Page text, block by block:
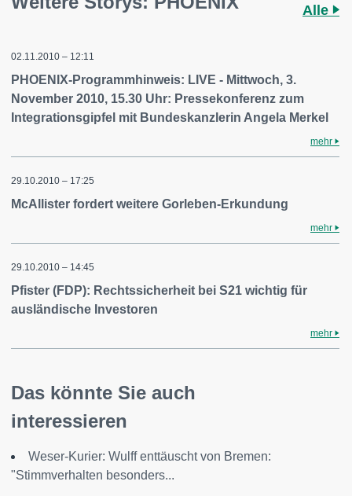
Alle
02.11.2010 – 12:11
PHOENIX-Programmhinweis: LIVE - Mittwoch, 3.
November 2010, 15.30 Uhr: Pressekonferenz zum
Integrationsgipfel mit Bundeskanzlerin Angela Merkel
mehr
29.10.2010 – 17:25
McAllister fordert weitere Gorleben-Erkundung
mehr
29.10.2010 – 14:45
Pfister (FDP): Rechtssicherheit bei S21 wichtig für
ausländische Investoren
mehr
Das könnte Sie auch
interessieren
Weser-Kurier: Wulff enttäuscht von Bremen:
"Stimmverhalten besonders...